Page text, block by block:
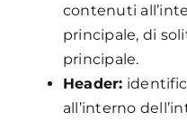
contenuti
principale, di
principale.
Header:
all’interno